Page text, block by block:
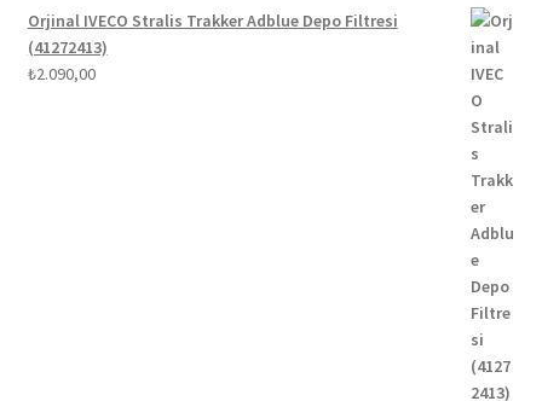
Orjinal IVECO Stralis Trakker Adblue Depo Filtresi
(41272413)
₺2.090,00